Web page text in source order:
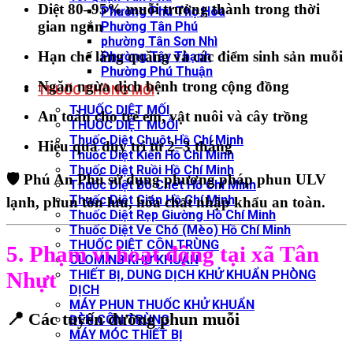
Phường Phú Thọ Hòa
Phường Tân Phú
phường Tân Sơn Nhì
Phường Tây Thạnh
Phường Phú Thuận
THUỐC PHÒNG MỐI
THUỐC DIỆT MỐI
THUỐC DIỆT MUỖI
Thuốc Diệt Chuột Hồ Chí Minh
Thuốc Diệt Kiến Hồ Chí Minh
Thuốc Diệt Ruồi Hồ Chí Minh
Thuốc Diệt Bò Chét Hồ Chí Minh
Thuốc Diệt Gián Hồ Chí Minh
Thuốc Diệt Rẹp Giường Hồ Chí Minh
Thuốc Diệt Ve Chó (Mèo) Hồ Chí Minh
THUỐC DIỆT CÔN TRÙNG
CLOMINB KHỬ KHUẨN
THIẾT BỊ, DUNG DỊCH KHỬ KHUẨN PHÒNG
DỊCH
MÁY PHUN THUỐC KHỬ KHUẨN
ĐÈN CÔN TRÙNG
MÁY MÓC THIẾT BỊ
Diệt 80–95% muỗi trưởng thành trong thời
gian ngắn
Hạn chế lăng quăng và các điểm sinh sản muỗi
Ngăn ngừa dịch bệnh trong cộng đồng
An toàn cho trẻ em, vật nuôi và cây trồng
Hiệu quả duy trì từ 2–3 tháng
🛡️ Phú An Phú sử dụng phương phápphun ULV
lạnh, phun tồn lưu, hóa chất nhập khẩu an toàn.
5. Phạm vi hoạt động tại xã Tân
Nhựt
📍 Các tuyến đường phun muỗi